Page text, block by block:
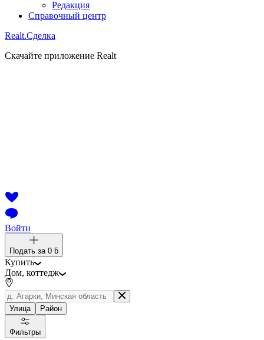
Редакция
Справочный центр
Realt.Сделка
Скачайте приложение Realt
Войти
Подать за 0 ƃ
Купить
Дом, коттедж
Улица Район
Фильтры